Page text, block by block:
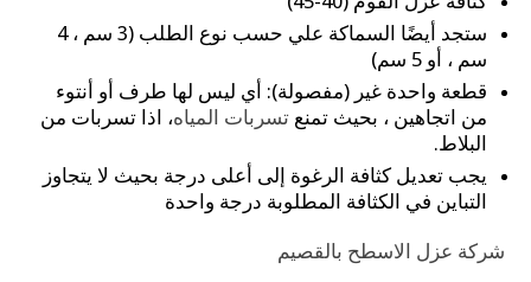
ستجد أيضًا السماكة علي حسب نوع الطلب (3 سم ، 4
سم ، أو 5 سم)
قطعة واحدة غير (مفصولة): أي ليس لها طرف أو أنتوء
من اتجاهين ، بحيث تمنعتسربات المياه، اذا تسربات من
البلاط.
يجب تعديل كثافة الرغوة إلى أعلى درجة بحيث لا يتجاوز
التباين في الكثافة المطلوبة درجة واحدة
شركة عزل الاسطح بالقصيم